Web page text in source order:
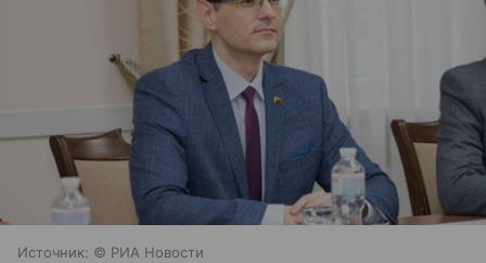
Источник: © РИА Новости